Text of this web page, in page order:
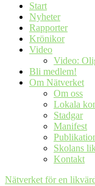
Start
Nyheter
Rapporter
Krönikor
Video
Video:
Bli medlem!
Om Nätverket
Om oss
Lokala
Stadgar
Manifest
Skolans
Kontakt
Nätverket för en